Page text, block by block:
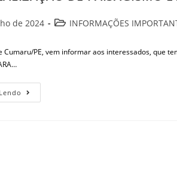
de 2024 INFORMAÇÕES
PE, vem informar aos interessados, que tem